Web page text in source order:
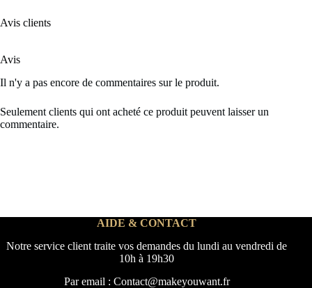
Avis clients
Avis
Il n'y a pas encore de commentaires sur le produit.
Seulement clients qui ont acheté ce produit peuvent laisser un
commentaire.
AIDE & CONTACT
Notre service client traite vos demandes du lundi au vendredi de
10h à 19h30
Par email : Contact@makeyouwant.fr